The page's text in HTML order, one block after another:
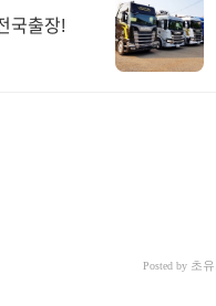
국출장!
Posted by 초